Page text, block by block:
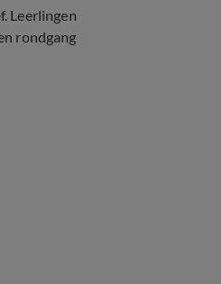
Leerlingen
rondgang